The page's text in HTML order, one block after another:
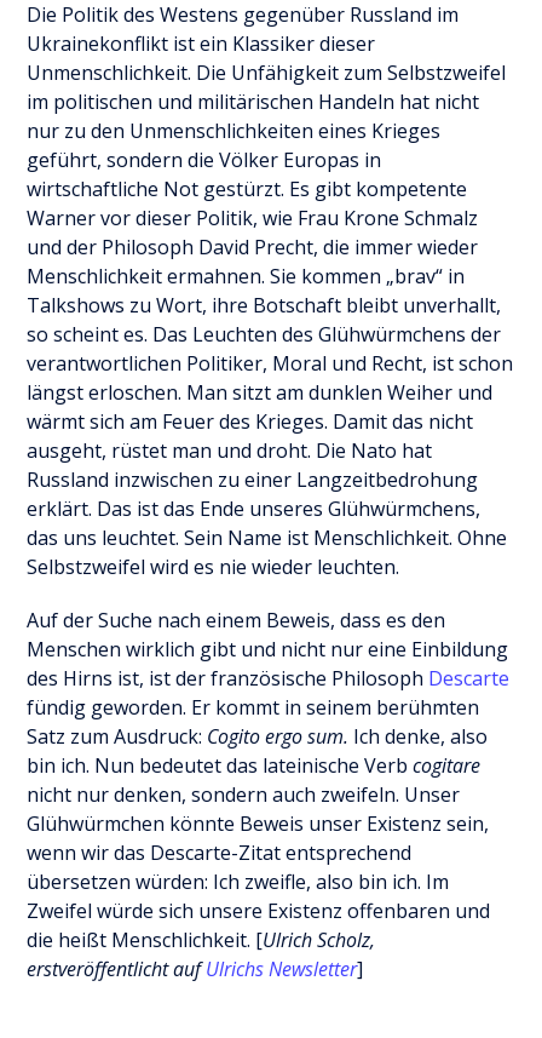
Die Politik des Westens gegenüber Russland im
Ukrainekonflikt ist ein Klassiker dieser
Unmenschlichkeit. Die Unfähigkeit zum Selbstzweifel
im politischen und militärischen Handeln hat nicht
nur zu den Unmenschlichkeiten eines Krieges
geführt, sondern die Völker Europas in
wirtschaftliche Not gestürzt. Es gibt kompetente
Warner vor dieser Politik, wie Frau Krone Schmalz
und der Philosoph David Precht, die immer wieder
Menschlichkeit ermahnen. Sie kommen „brav“ in
Talkshows zu Wort, ihre Botschaft bleibt unverhallt,
so scheint es. Das Leuchten des Glühwürmchens der
verantwortlichen Politiker, Moral und Recht, ist schon
längst erloschen. Man sitzt am dunklen Weiher und
wärmt sich am Feuer des Krieges. Damit das nicht
ausgeht, rüstet man und droht. Die Nato hat
Russland inzwischen zu einer Langzeitbedrohung
erklärt. Das ist das Ende unseres Glühwürmchens,
das uns leuchtet. Sein Name ist Menschlichkeit. Ohne
Selbstzweifel wird es nie wieder leuchten.
Auf der Suche nach einem Beweis, dass es den
Menschen wirklich gibt und nicht nur eine Einbildung
des Hirns ist, ist der französische Philosoph Descarte
fündig geworden. Er kommt in seinem berühmten
Satz zum Ausdruck: Cogito ergo sum. Ich denke, also
bin ich. Nun bedeutet das lateinische Verbcogitare
nicht nur denken, sondern auch zweifeln. Unser
Glühwürmchen könnte Beweis unser Existenz sein,
wenn wir das Descarte-Zitat entsprechend
übersetzen würden: Ich zweifle, also bin ich. Im
Zweifel würde sich unsere Existenz offenbaren und
die heißt Menschlichkeit. [Ulrich Scholz,
erstveröffentlicht aufUlrichs Newsletter]